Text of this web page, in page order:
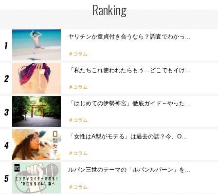
Ranking
ヤリチンか童貞付き合うなら？調査でわかっ…
コラム
「私たちこれ使われたらもう…どこでもイけ…
コラム
「はじめての伊勢神宮」徹底ガイド～やった…
コラム
「女性はA型がモテる」は過去の話？今、O…
コラム
ルパン三世のテーマの「ルパンルパーン」を…
コラム